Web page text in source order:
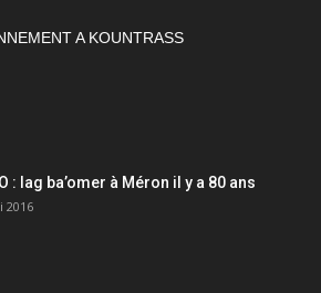
A KOUNTRASS
: lag ba’omer à Méron il y a 80 ans
2016